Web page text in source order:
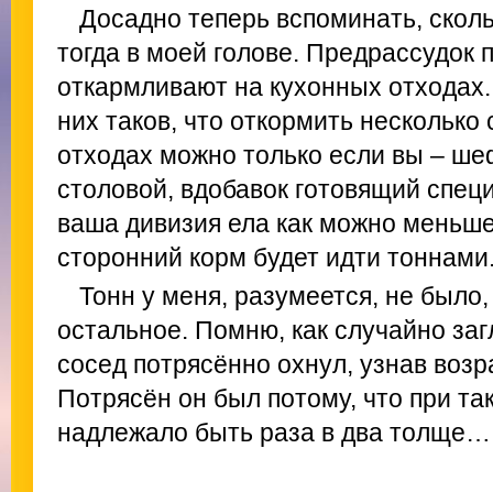
Досадно теперь вспоминать,
тогда в моей голове. Предрассудок
откармливают на кухонных
них таков, что откормить
отходах можно только если вы –
столовой, вдобавок готовящий
ваша дивизия ела как можно
сторонний корм будет идти
Тонн у меня, разумеется, не
остальное. Помню, как случайно
сосед потрясённо охнул, узнав
Потрясён он был потому, что при
надлежало быть раза в два толще…